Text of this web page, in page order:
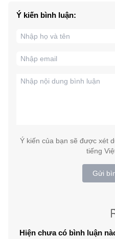
Ý kiến bình luận:
Ý kiến của bạn sẽ được xét
tiếng
Gửi
Hiện chưa có bình luận